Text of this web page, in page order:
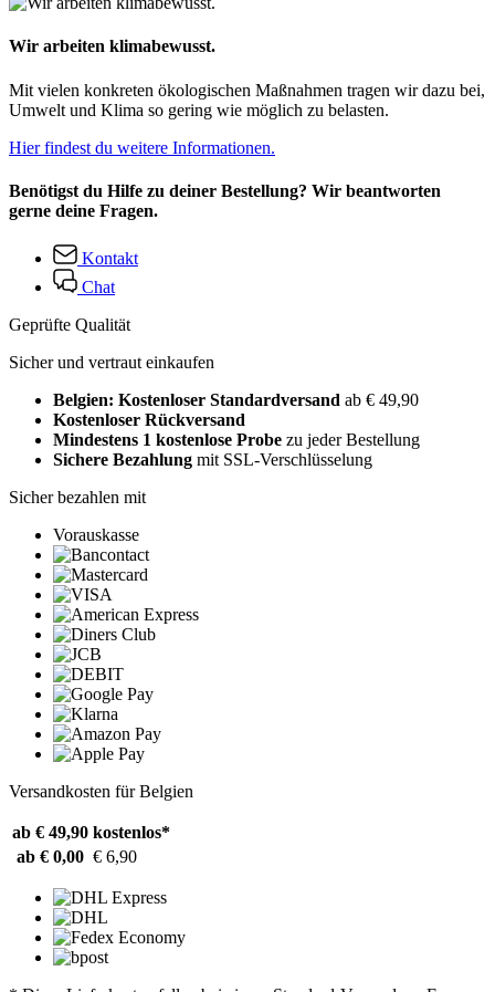
Wir arbeiten klimabewusst.
Mit vielen konkreten ökologischen Maßnahmen tragen wir dazu bei,
Umwelt und Klima so gering wie möglich zu belasten.
Hier findest du weitere Informationen.
Benötigst du Hilfe zu deiner Bestellung? Wir beantworten
gerne deine Fragen.
Kontakt
Chat
Geprüfte Qualität
Sicher und vertraut einkaufen
Belgien: Kostenloser Standardversand ab € 49,90
Kostenloser Rückversand
Mindestens 1 kostenlose Probe zu jeder Bestellung
Sichere Bezahlung mit SSL-Verschlüsselung
Sicher bezahlen mit
Vorauskasse
Versandkosten für Belgien
ab € 49,90 kostenlos*
ab € 0,00 € 6,90